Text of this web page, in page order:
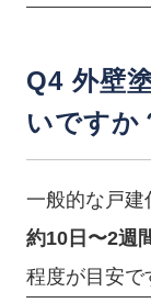
Q4 外壁
いですか
一般的な戸建
約10日〜2週
程度が目安で